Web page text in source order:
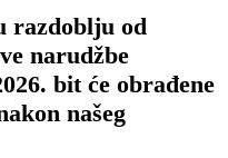
razdoblju od
narudžbe
bit će obrađene
našeg